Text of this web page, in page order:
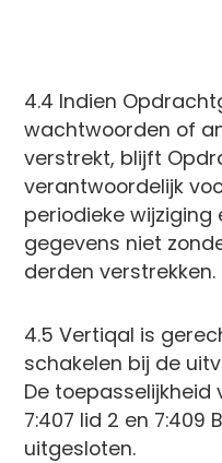
4.4 Indien
wachtwoorden of
verstrekt, blijft
verantwoordelijk
periodieke wijziging
gegevens niet
derden verstrekken.
4.5 Vertiqal is
schakelen bij de
De toepasselijkheid
7:407 lid 2 en 7:409
uitgesloten.